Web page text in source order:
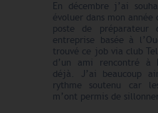
En décembre j’ai
évoluer dans mon
poste de préparateur
entreprise basée à
trouvé ce job via club
d’un ami rencontré à
déjà. J’ai beaucoup
rythme soutenu car
m’ont permis de